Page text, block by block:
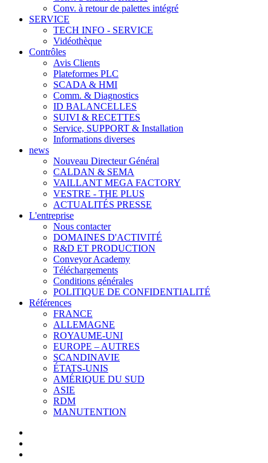
Conv. à retour de palettes intégré
SERVICE
TECH INFO - SERVICE
Vidéothèque
Contrôles
Avis Clients
Plateformes PLC
SCADA & HMI
Comm. & Diagnostics
ID BALANCELLES
SUIVI & RECETTES
Service, SUPPORT & Installation
Informations diverses
news
Nouveau Directeur Général
CALDAN & SEMA
VAILLANT MEGA FACTORY
VESTRE - THE PLUS
ACTUALITÉS PRESSE
L'entreprise
Nous contacter
DOMAINES D'ACTIVITÉ
R&D ET PRODUCTION
Conveyor Academy
Téléchargements
Conditions générales
POLITIQUE DE CONFIDENTIALITÉ
Références
FRANCE
ALLEMAGNE
ROYAUME-UNI
EUROPE – AUTRES
SCANDINAVIE
ÉTATS-UNIS
AMÉRIQUE DU SUD
ASIE
RDM
MANUTENTION